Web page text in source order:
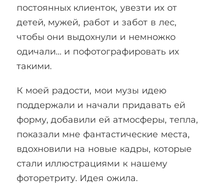
постоянных клиенток, увезти их от
детей, мужей, работ и забот в лес,
чтобы они выдохнули и немножко
одичали… и пофотографировать их
такими.
К моей радости, мои музы идею
поддержали и начали придавать ей
форму, добавили ей атмосферы, тепла,
показали мне фантастические места,
вдохновили на новые кадры, которые
стали иллюстрациями к нашему
фоторетриту. Идея ожила.